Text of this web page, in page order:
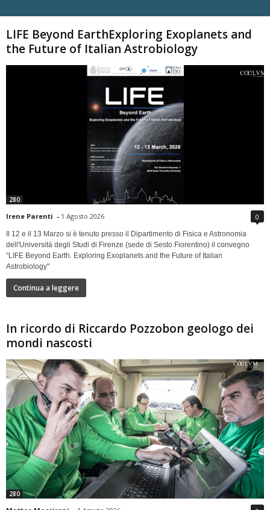
LIFE Beyond EarthExploring Exoplanets and
the Future of Italian Astrobiology
280
Irene Parenti - 1 Agosto 2026 0
Il 12 e il 13 Marzo si è tenuto presso il Dipartimento di Fisica e Astronomia
dell'Università degli Studi di Firenze (sede di Sesto Fiorentino) il convegno
"LIFE Beyond Earth. Exploring Exoplanets and the Future of Italian
Astrobiology"
Continua a leggere
In ricordo di Riccardo Pozzobon geologo dei
mondi nascosti
280